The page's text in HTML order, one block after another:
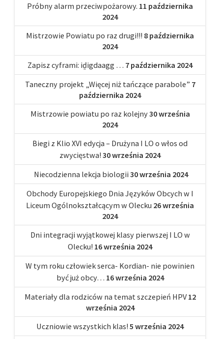
Próbny alarm przeciwpożarowy. 11 października
2024
Mistrzowie Powiatu po raz drugi!!! 8 października
2024
Zapisz cyframi: iḏigdaagg … 7 października 2024
Taneczny projekt „Więcej niż tańczące parabole” 7
października 2024
Mistrzowie powiatu po raz kolejny30 września
2024
Biegi z Klio XVI edycja – Drużyna I LO o włos od
zwycięstwa! 30 września 2024
Niecodzienna lekcja biologii 30 września 2024
Obchody Europejskiego Dnia Języków Obcych w I
Liceum Ogólnokształcącym w Olecku 26 września
2024
Dni integracji wyjątkowej klasy pierwszej I LO w
Olecku! 16 września 2024
W tym roku człowiek serca- Kordian- nie powinien
być już obcy… 16 września 2024
Materiały dla rodziców na temat szczepień HPV 12
września 2024
Uczniowie wszystkich klas! 5 września 2024